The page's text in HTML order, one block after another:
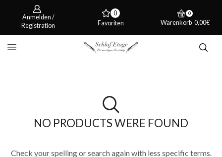
Anmelden /
Registration
0
Favoriten
0
Warenkorb 0,00€
NO PRODUCTS WERE FOUND
Check your spelling or search again with less specific terms.